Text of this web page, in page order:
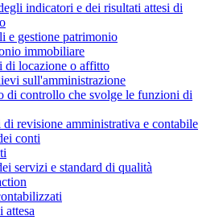
indicatori e dei risultati attesi di
e gestione patrimonio
immobiliare
di locazione o affitto
sull'amministrazione
di controllo che svolge le funzioni di
di revisione amministrativa e contabile
conti
servizi e standard di qualità
attesa